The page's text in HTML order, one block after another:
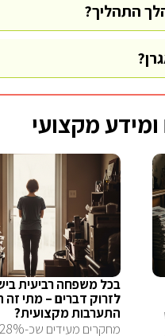
התהליך?
מקצועי
בכל משפחה רביעית
לזרוק דברים – מתי זה
התערבות מקצועית?